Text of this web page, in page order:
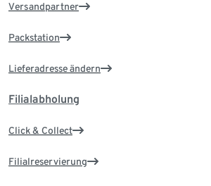
Versandpartner
Packstation
Lieferadresse ändern
Filialabholung
Click & Collect
Filialreservierung